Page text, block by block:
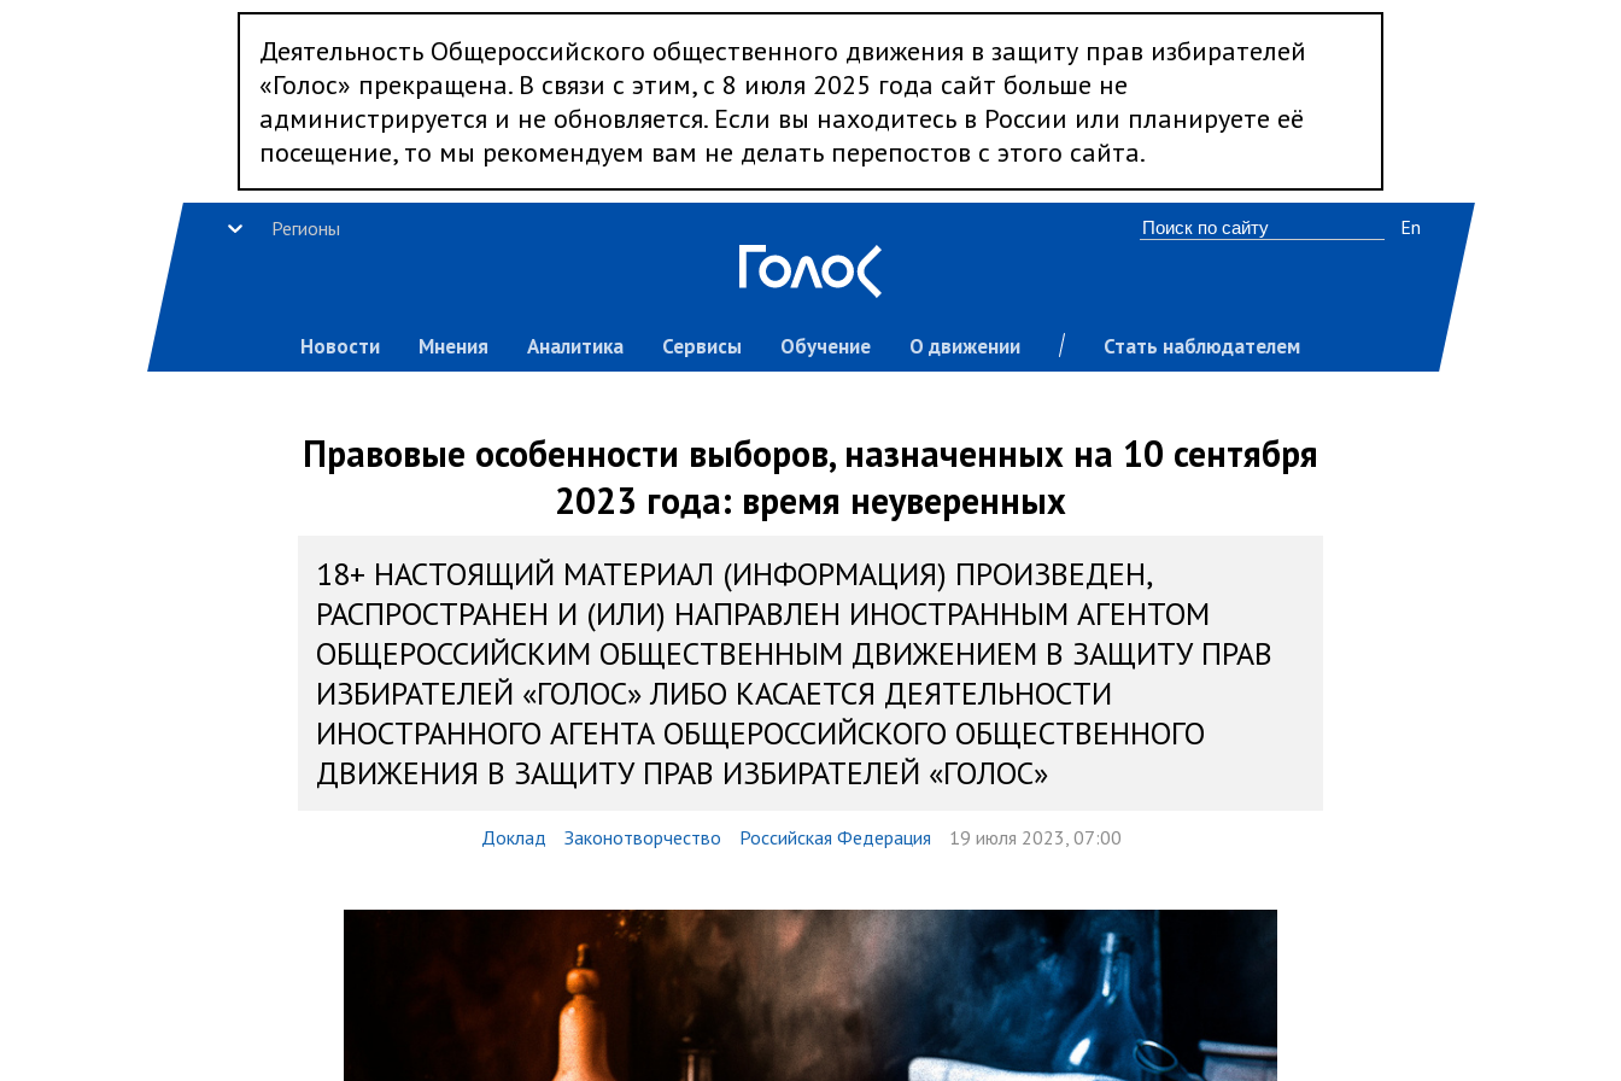
Деятельность Общероссийского общественного движения в защиту прав избирателей
«Голос» прекращена. В связи с этим, с 8 июля 2025 года сайт больше не
администрируется и не обновляется. Если вы находитесь в России или планируете её
посещение, то мы рекомендуем вам не делать перепостов с этого сайта.
Регионы
Новости Мнения Аналитика Сервисы Обучение О движении Стать наблюдателем
En
Правовые особенности выборов, назначенных на 10 сентября
2023 года: время неуверенных
18+ НАСТОЯЩИЙ МАТЕРИАЛ (ИНФОРМАЦИЯ) ПРОИЗВЕДЕН,
РАСПРОСТРАНЕН И (ИЛИ) НАПРАВЛЕН ИНОСТРАННЫМ АГЕНТОМ
ОБЩЕРОССИЙСКИМ ОБЩЕСТВЕННЫМ ДВИЖЕНИЕМ В ЗАЩИТУ ПРАВ
ИЗБИРАТЕЛЕЙ «ГОЛОС» ЛИБО КАСАЕТСЯ ДЕЯТЕЛЬНОСТИ
ИНОСТРАННОГО АГЕНТА ОБЩЕРОССИЙСКОГО ОБЩЕСТВЕННОГО
ДВИЖЕНИЯ В ЗАЩИТУ ПРАВ ИЗБИРАТЕЛЕЙ «ГОЛОС»
Доклад Законотворчество Российская Федерация 19 июля 2023, 07:00